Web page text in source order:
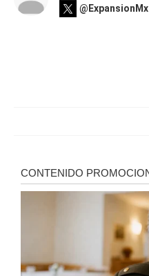
@ExpansionMx